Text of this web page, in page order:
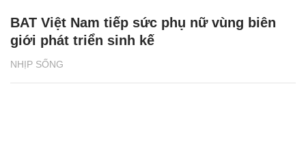
NHỊP SỐNG
BAT Việt Nam tiếp sức phụ nữ vùng biên
giới phát triển sinh kế